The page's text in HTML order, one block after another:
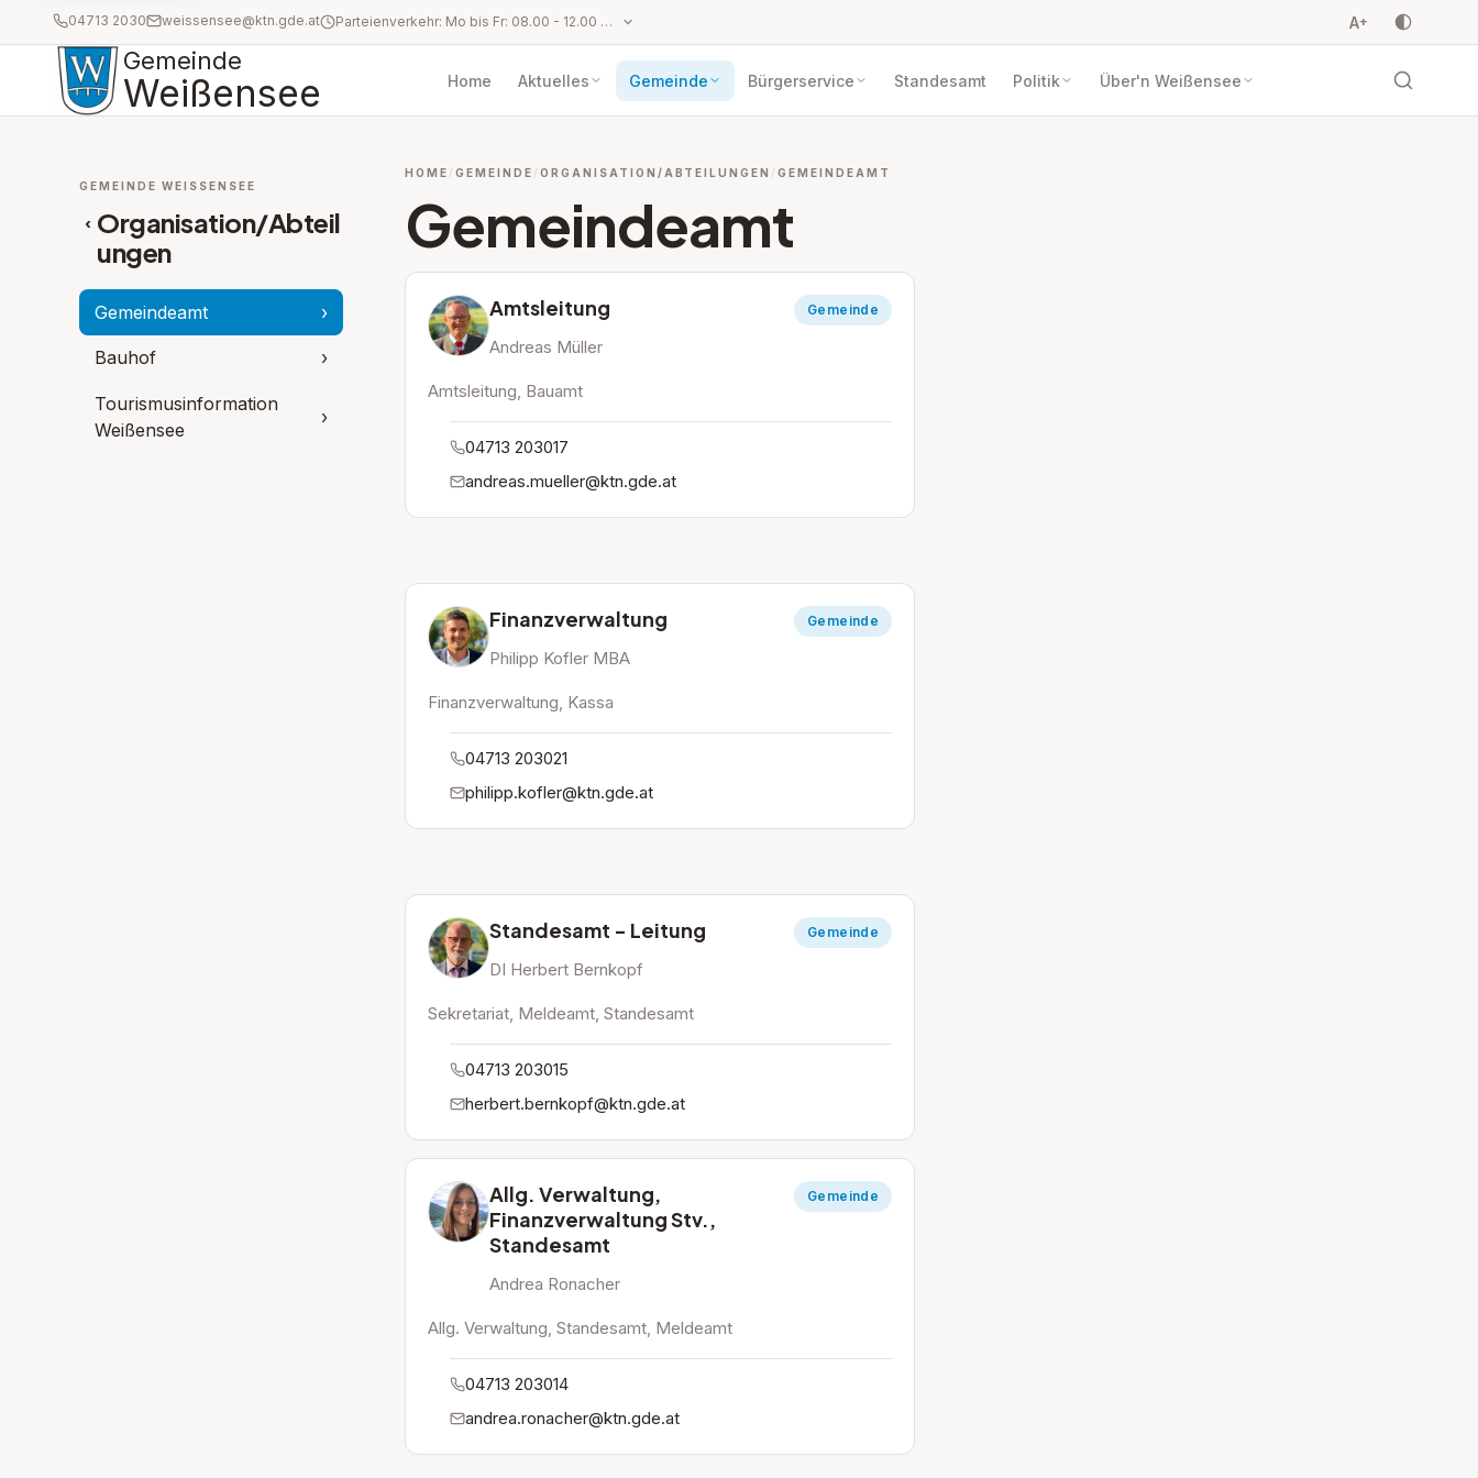
04713 2030 weissensee@ktn.gde.at Parteienverkehr: Mo bis Fr: 08.00 - 12.00 Uhr und Mo und Do: 14.00 - 17.00 Uhr A+
Gemeinde
Weißensee Home Aktuelles Gemeinde Bürgerservice Standesamt Politik Über'n Weißensee
GEMEINDE WEISSENSEE
‹ Organisation/Abteil
ungen
Gemeindeamt ›
Bauhof ›
Tourismusinformation
Weißensee
›
HOME GEMEINDE ORGANISATION/ABTEILUNGEN GEMEINDEAMT
Gemeindeamt
Amtsleitung
Andreas Müller
Gemeinde
Amtsleitung, Bauamt
04713 203017
andreas.mueller@ktn.gde.at
Finanzverwaltung
Philipp Kofler MBA
Gemeinde
Finanzverwaltung, Kassa
04713 203021
philipp.kofler@ktn.gde.at
Standesamt - Leitung
DI Herbert Bernkopf
Gemeinde
Sekretariat, Meldeamt, Standesamt
04713 203015
herbert.bernkopf@ktn.gde.at
Allg. Verwaltung,
Finanzverwaltung Stv.,
Standesamt
Andrea Ronacher
Gemeinde
Allg. Verwaltung, Standesamt, Meldeamt
04713 203014
andrea.ronacher@ktn.gde.at